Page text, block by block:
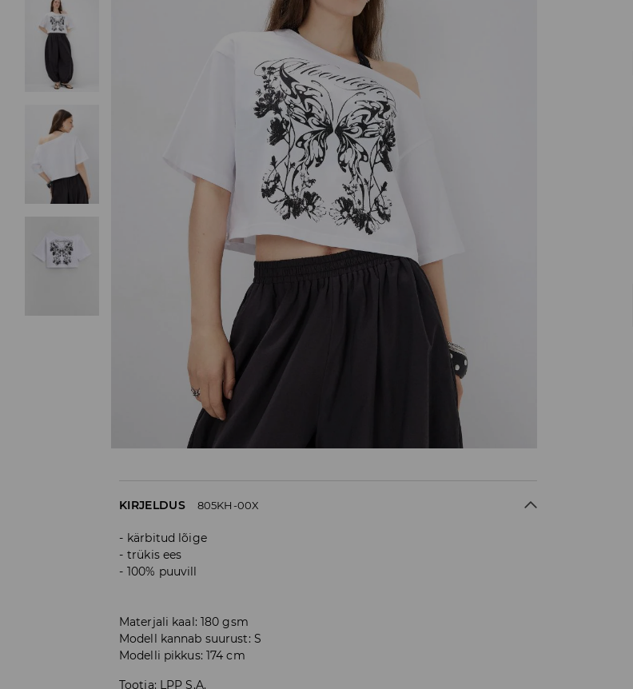
KIRJELDUS 805KH-00X
kärbitud lõige
trükis ees
100% puuvill
Materjali kaal: 180 gsm
Modell kannab suurust: S
Modelli pikkus: 174 cm
Tootja: LPP S.A.